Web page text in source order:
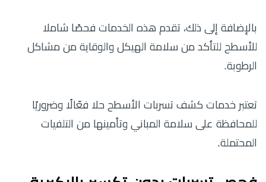
بالإضافة إلى ذلك، تقدم هذه الخدمات فحصًا شاملا
للأسطح للتأكد من سلامة الهيكل والوقاية من مشاكل
الرطوبة.
تعتبر خدمات كشف تسربات الأسطح حلا فعّالًا وضروريًا
للمحافظة على سلامة المباني وتأمينها من التلفيات
المحتملة.